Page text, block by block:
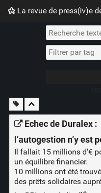
La revue de press(iv)e
Nuage de tags Mur
Echec de Duralex :
l’autogestion n’y est
Il fallait 15 millions d'€
un équilibre financier.
10 millions ont été
des prêts solidaires